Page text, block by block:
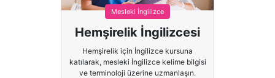
Mesleki İngilizce
Hemşirelik İngilizcesi
Hemşirelik için İngilizce kursuna
katılarak, mesleki İngilizce kelime bilgisi
ve terminoloji üzerine uzmanlaşın.